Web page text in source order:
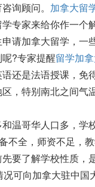
询顾问。 加拿大留
专家来给你作一个解
加拿大留学，一
?专家提醒留学加
是法语授课，免得
特别南北之间气
哥华人口多，学
不全，师资不足，
了解学校性质，
可向加拿大驻中国